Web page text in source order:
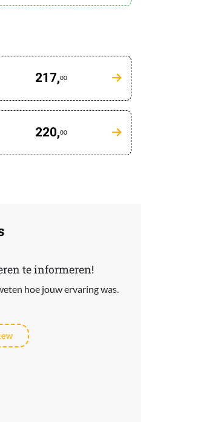
217,00
220,00
te informeren!
hoe jouw ervaring was.